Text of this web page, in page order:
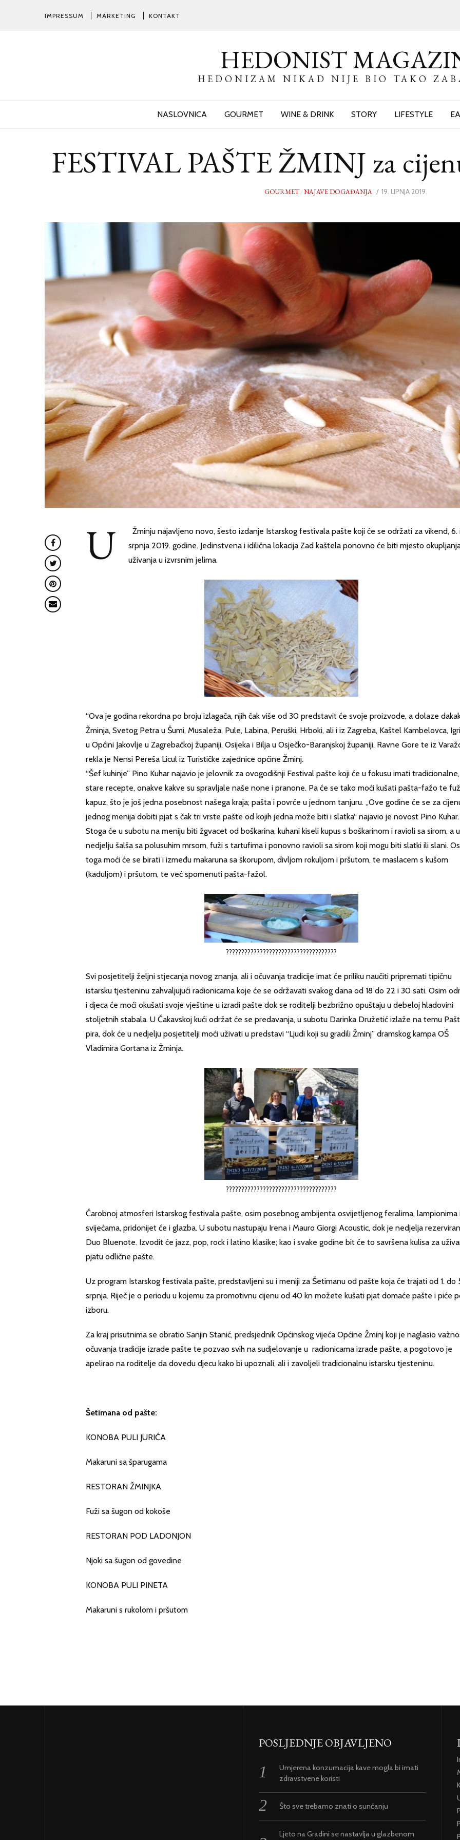
IMPRESSUM MARKETING KONTAKT
HEDONIST
HEDONIZAM NIKAD NIJE BIO TAKO
NASLOVNICA GOURMET WINE & DRINK STORY LIFESTYLE
FESTIVAL PAŠTE ŽMINJ za
GOURMET /NAJAVE DOGAĐANJA
POSTED
19. LIPNJA 2019.
U
Žminju najavljeno novo, šesto izdanje Istarskog festivala pašte koji će se održati za vikend, 6.
srpnja 2019. godine. Jedinstvena i idilična lokacija Zad kaštela ponovno će biti mjesto
uživanja u izvrsnim jelima.
“Ova je godina rekordna po broju izlagača, njih čak više od 30 predstavit će svoje proizvode, a dolaze
Žminja, Svetog Petra u Šumi, Musaleža, Pule, Labina, Peruški, Hrboki, ali i iz Zagreba, Kaštel Kambelovca,
u Općini Jakovlje u Zagrebačkoj županiji, Osijeka i Bilja u Osječko-Baranjskoj županiji, Ravne Gore te iz
rekla je Nensi Pereša Licul iz Turističke zajednice općine Žminj.
“Šef kuhinje” Pino Kuhar najavio je jelovnik za ovogodišnji Festival pašte koji će u fokusu imati tradicionalne,
stare recepte, onakve kakve su spravljale naše none i pranone. Pa će se tako moći kušati pašta-fažo te
kapuz, što je još jedna posebnost našega kraja; pašta i povrće u jednom tanjuru. „Ove godine će se za
jednog menija dobiti pjat s čak tri vrste pašte od kojih jedna može biti i slatka“ najavio je novost Pino Kuhar.
Stoga će u subotu na meniju biti žgvacet od boškarina, kuhani kiseli kupus s boškarinom i ravioli sa sirom, a u
nedjelju šalša sa polusuhim mrsom, fuži s tartufima i ponovno ravioli sa sirom koji mogu biti slatki ili slani.
toga moći će se birati i između makaruna sa škorupom, divljom rokuljom i pršutom, te maslacem s kušom
(kaduljom) i pršutom, te već spomenuti pašta-fažol.
????????????????????????????????????
Svi posjetitelji željni stjecanja novog znanja, ali i očuvanja tradicije imat će priliku naučiti pripremati tipičnu
istarsku tjesteninu zahvaljujući radionicama koje će se održavati svakog dana od 18 do 22 i 30 sati. Osim
i djeca će moći okušati svoje vještine u izradi pašte dok se roditelji bezbrižno opuštaju u debeloj hladovini
stoljetnih stabala. U Čakavskoj kući održat će se predavanja, u subotu Darinka Družetić izlaže na temu
pira, dok će u nedjelju posjetitelji moći uživati u predstavi “Ljudi koji su gradili Žminj” dramskog kampa OŠ
Vladimira Gortana iz Žminja.
????????????????????????????????????
Čarobnoj atmosferi Istarskog festivala pašte, osim posebnog ambijenta osvijetljenog feralima, lampionima
svijećama, pridonijet će i glazba. U subotu nastupaju Irena i Mauro Giorgi Acoustic, dok je nedjelja
Duo Bluenote. Izvodit će jazz, pop, rock i latino klasike; kao i svake godine bit će to savršena kulisa za
pjatu odlične pašte.
Uz program Istarskog festivala pašte, predstavljeni su i meniji za Šetimanu od pašte koja će trajati od 1. do
srpnja. Riječ je o periodu u kojemu za promotivnu cijenu od 40 kn možete kušati pjat domaće pašte i piće
izboru.
Za kraj prisutnima se obratio Sanjin Stanić, predsjednik Općinskog vijeća Općine Žminj koji je naglasio
očuvanja tradicije izrade pašte te pozvao svih na sudjelovanje u radionicama izrade pašte, a pogotovo je
apelirao na roditelje da dovedu djecu kako bi upoznali, ali i zavoljeli tradicionalnu istarsku tjesteninu.
Šetimana od pašte:
KONOBA PULI JURIĆA
Makaruni sa šparugama
RESTORAN ŽMINJKA
Fuži sa šugon od kokoše
RESTORAN POD LADONJON
Njoki sa šugon od govedine
KONOBA PULI PINETA
Makaruni s rukolom i pršutom
POSLJEDNJE OBJAVLJENO
Umjerena konzumacija kave mogla bi imati
zdravstvene koristi
Što sve trebamo znati o sunčanju
Ljeto na Gradini se nastavlja u glazbenom